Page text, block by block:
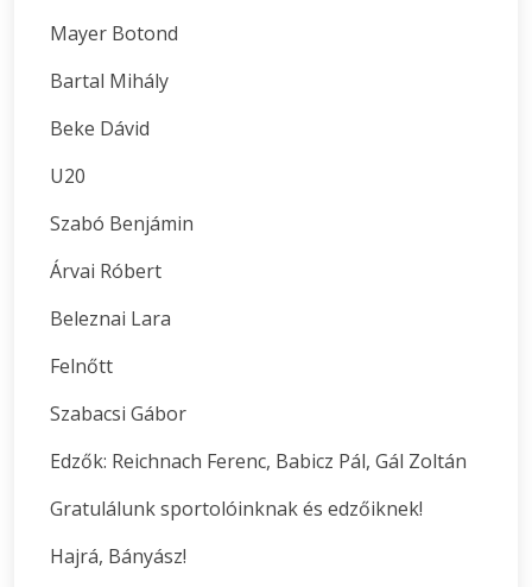
Mayer Botond
Bartal Mihály
Beke Dávid
U20
Szabó Benjámin
Árvai Róbert
Beleznai Lara
Felnőtt
Szabacsi Gábor
Edzők: Reichnach Ferenc, Babicz Pál, Gál Zoltán
Gratulálunk sportolóinknak és edzőiknek!
Hajrá, Bányász!